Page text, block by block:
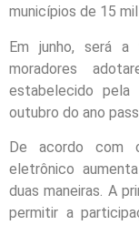
municípios de 15
Em junho, será
moradores
estabelecido pela
outubro do ano
De acordo com
eletrônico
duas maneiras. A
permitir a